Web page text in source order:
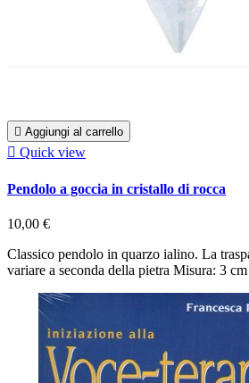
 Aggiungi al carrello
 Quick view
Pendolo a goccia in cristallo di rocca
10,00 €
Classico pendolo in quarzo ialino. La
variare a seconda della pietra Misura: 3